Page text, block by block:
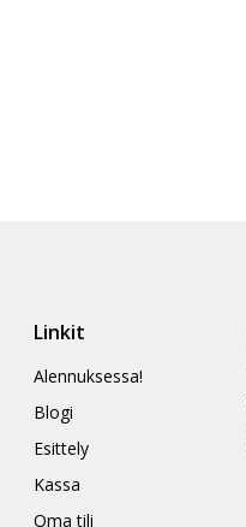
Linkit
Alennuksessa!
Blogi
Esittely
Kassa
Oma tili